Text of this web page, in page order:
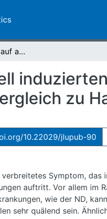
Erwartungseffekte auf audiovisuell induzierten Juckreiz bei Patienten mit Neurodermitis im Vergleich zu Hautgesunden
zu
10.22029/jlupub-90
Symptom, das
auftritt. Vor allem im
wie der ND,
sehr quälend sein.